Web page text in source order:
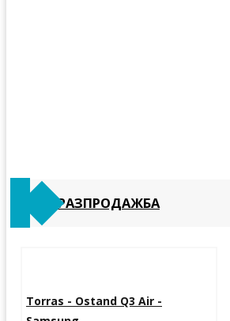
РАЗПРОДАЖБА
Torras - Ostand Q3 Air -